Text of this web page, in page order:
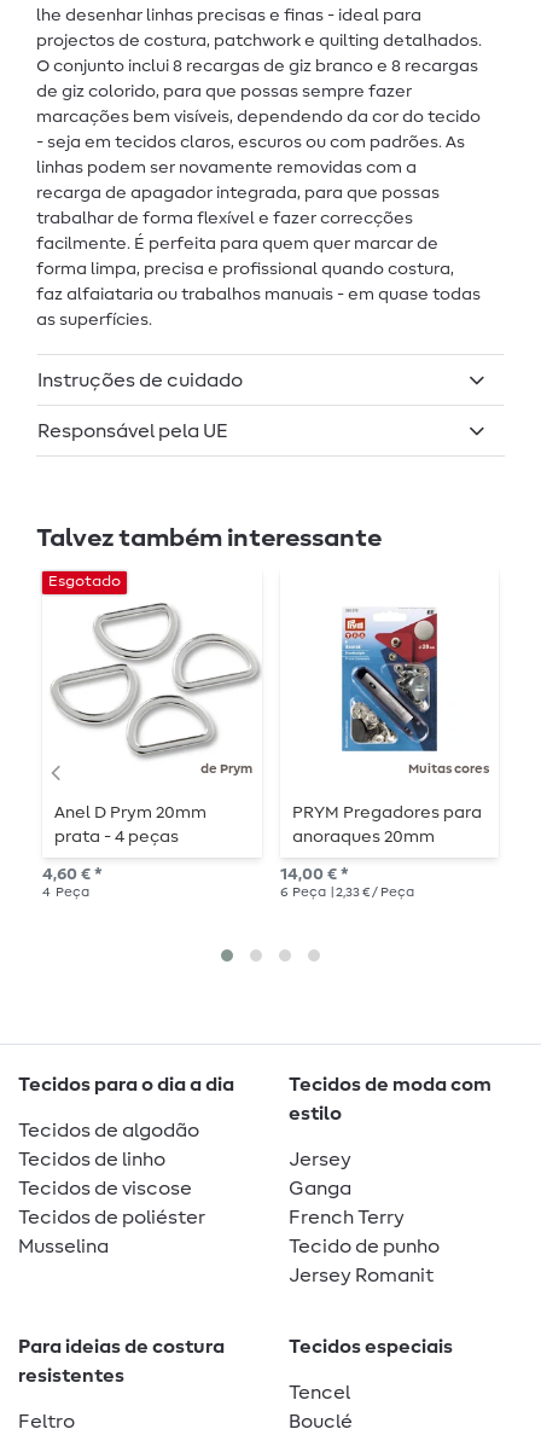
lhe desenhar linhas precisas e finas - ideal para
projectos de costura, patchwork e quilting detalhados.
O conjunto inclui 8 recargas de giz branco e 8 recargas
de giz colorido, para que possas sempre fazer
marcações bem visíveis, dependendo da cor do tecido
- seja em tecidos claros, escuros ou com padrões. As
linhas podem ser novamente removidas com a
recarga de apagador integrada, para que possas
trabalhar de forma flexível e fazer correcções
facilmente. É perfeita para quem quer marcar de
forma limpa, precisa e profissional quando costura,
faz alfaiataria ou trabalhos manuais - em quase todas
as superfícies.
Instruções de cuidado
Responsável pela UE
Talvez também interessante
de Prym
Esgotado
Anel D Prym 20mm
prata - 4 peças
4,60 € *
4 Peça
Muitas cores
PRYM Pregadores para
anoraques 20mm
planos - 6 peças
14,00 € *
6 Peça | 2,33 € / Peça
Tecidos para o dia a dia
Tecidos de algodão
Tecidos de linho
Tecidos de viscose
Tecidos de poliéster
Musselina
Tecidos de moda com
estilo
Jersey
Ganga
French Terry
Tecido de punho
Jersey Romanit
Para ideias de costura
resistentes
Feltro
Tecidos especiais
Tencel
Bouclé